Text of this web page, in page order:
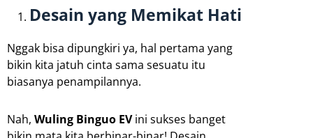
Desain yang Memikat Hati
Nggak bisa dipungkiri ya, hal pertama yang
bikin kita jatuh cinta sama sesuatu itu
biasanya penampilannya.
Nah, Wuling Binguo EVini sukses banget